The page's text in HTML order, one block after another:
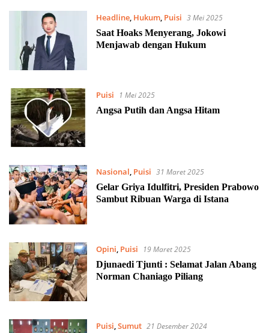
Headline, Hukum, Puisi 3 Mei 2025
Saat Hoaks Menyerang, Jokowi
Menjawab dengan Hukum
Puisi
1 Mei 2025
Angsa Putih dan Angsa Hitam
Nasional, Puisi 31 Maret 2025
Gelar Griya Idulfitri, Presiden Prabowo
Sambut Ribuan Warga di Istana
Opini Puisi
19 Maret 2025
Djunaedi Tjunti : Selamat Jalan Abang
Norman Chaniago Piliang
Puisi,Sumut 21 Desember 2024